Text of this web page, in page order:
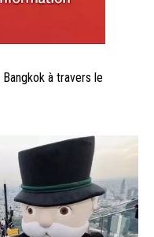
Bangkok à travers le